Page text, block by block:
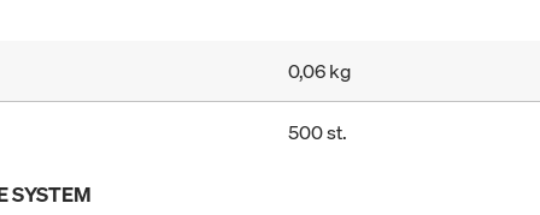
0,06 kg
500 st.
SYSTEM